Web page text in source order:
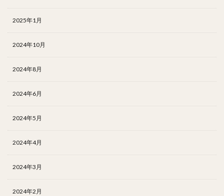
2025年1月
2024年10月
2024年8月
2024年6月
2024年5月
2024年4月
2024年3月
2024年2月